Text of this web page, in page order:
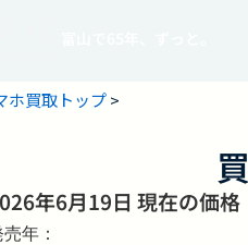
ホ買取トップ>
年6月19日 現在の価格
年：